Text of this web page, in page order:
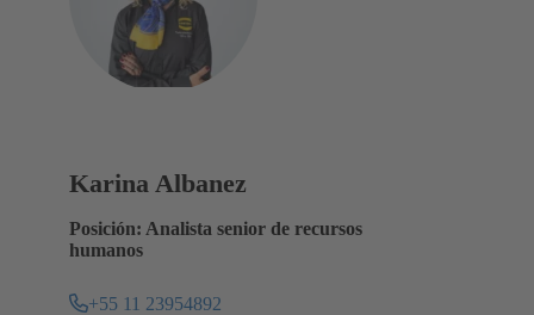
Karina Albanez
Posición: Analista senior de recursos
humanos
+55 11 23954892